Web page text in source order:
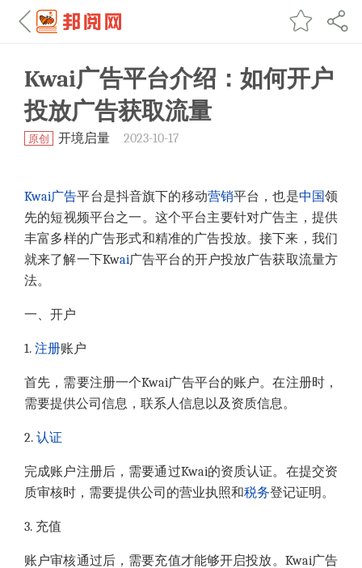
Kwai广告平台介绍：如何开户
投放广告获取流量
原创 开境启量 2023-10-17
Kwai广告平台是抖音旗下的移动营销平台，也是中国领
先的短视频平台之一。这个平台主要针对广告主，提供
丰富多样的广告形式和精准的广告投放。接下来，我们
就来了解一下Kwai广告平台的开户投放广告获取流量方
法。
一、开户
1. 注册账户
首先，需要注册一个Kwai广告平台的账户。在注册时，
需要提供公司信息，联系人信息以及资质信息。
2. 认证
完成账户注册后，需要通过Kwai的资质认证。在提交资
质审核时，需要提供公司的营业执照和税务登记证明。
3. 充值
账户审核通过后，需要充值才能够开启投放。Kwai广告